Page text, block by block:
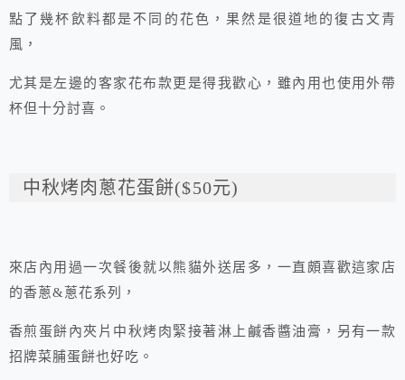
點了幾杯飲料都是不同的花色，果然是很道地的復古文青
風，
尤其是左邊的客家花布款更是得我歡心，雖內用也使用外帶
杯但十分討喜。
中秋烤肉蔥花蛋餅($50元)
來店內用過一次餐後就以熊貓外送居多，一直頗喜歡這家店
的香蔥&蔥花系列，
香煎蛋餅內夾片中秋烤肉緊接著淋上鹹香醬油膏，另有一款
招牌菜脯蛋餅也好吃。